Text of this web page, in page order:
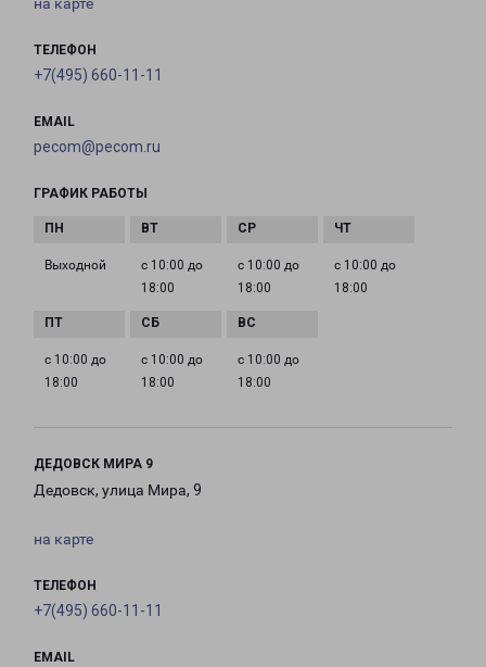
на карте
ТЕЛЕФОН
+7(495) 660-11-11
EMAIL
pecom@pecom.ru
ГРАФИК РАБОТЫ
Выходной
с 10:00 до
18:00
с 10:00 до
18:00
с 10:00 до
18:00
с 10:00 до
18:00
с 10:00 до
18:00
с 10:00 до
18:00
ДЕДОВСК МИРА 9
Дедовск, улица Мира, 9
на карте
ТЕЛЕФОН
+7(495) 660-11-11
EMAIL